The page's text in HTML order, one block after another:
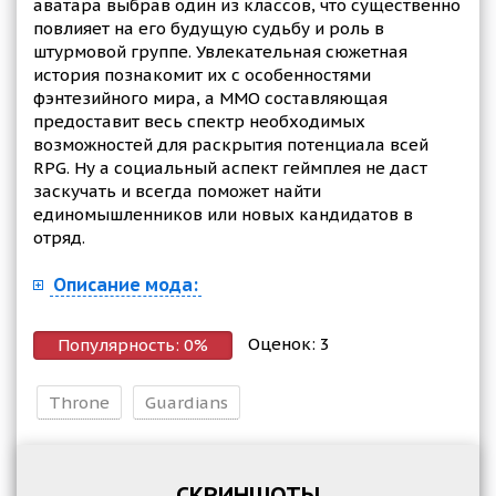
аватара выбрав один из классов, что существенно
повлияет на его будущую судьбу и роль в
штурмовой группе. Увлекательная сюжетная
история познакомит их с особенностями
фэнтезийного мира, а MMO составляющая
предоставит весь спектр необходимых
возможностей для раскрытия потенциала всей
RPG. Ну а социальный аспект геймплея не даст
заскучать и всегда поможет найти
единомышленников или новых кандидатов в
отряд.
Описание мода:
Популярность: 0% Оценок: 3
Throne Guardians